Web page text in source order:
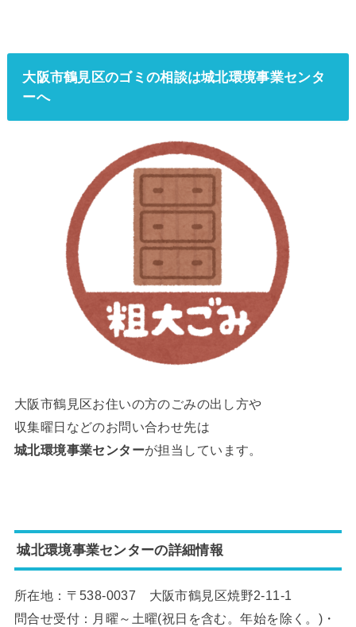
大阪市鶴見区のゴミの相談は城北環境事業センタ
ーへ
大阪市鶴見区お住いの方のごみの出し方や
収集曜日などのお問い合わせ先は
城北環境事業センターが担当しています。
城北環境事業センターの詳細情報
所在地：〒538-0037 大阪市鶴見区焼野2-11-1
問合せ受付：月曜～土曜(祝日を含む。年始を除く。)・